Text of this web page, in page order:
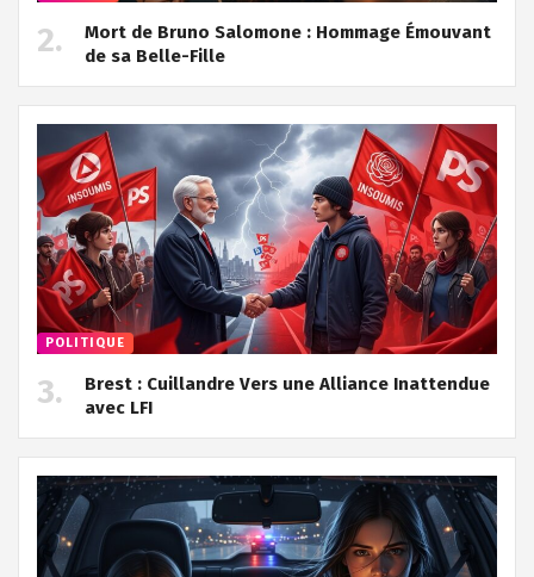
Mort de Bruno Salomone : Hommage Émouvant
de sa Belle-Fille
POLITIQUE
Brest : Cuillandre Vers une Alliance Inattendue
avec LFI